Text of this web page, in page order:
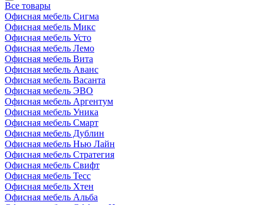
Все товары
Офисная мебель Сигма
Офисная мебель Микс
Офисная мебель Усто
Офисная мебель Лемо
Офисная мебель Вита
Офисная мебель Аванс
Офисная мебель Васанта
Офисная мебель ЭВО
Офисная мебель Аргентум
Офисная мебель Уника
Офисная мебель Смарт
Офисная мебель Дублин
Офисная мебель Нью Лайн
Офисная мебель Стратегия
Офисная мебель Свифт
Офисная мебель Тесс
Офисная мебель Хтен
Офисная мебель Альба